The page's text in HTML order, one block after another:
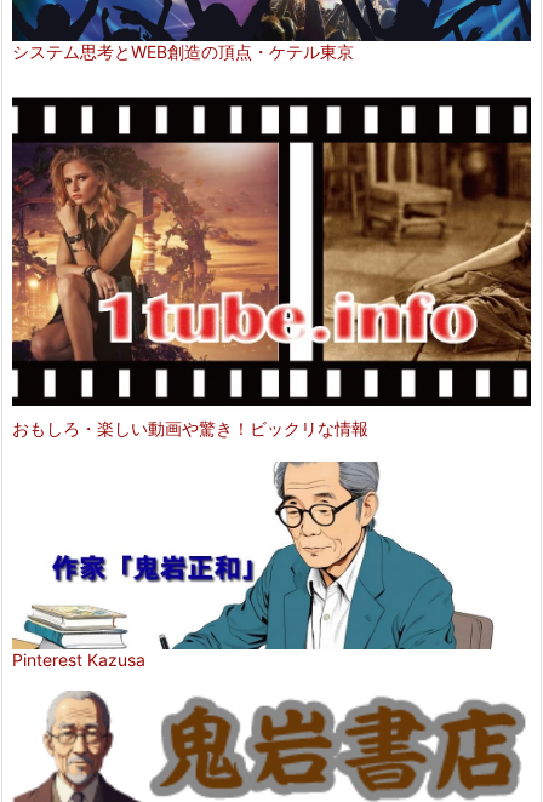
システム思考とWEB創造の頂点・ケテル東京
おもしろ・楽しい動画や驚き！ビックリな情報
Pinterest Kazusa